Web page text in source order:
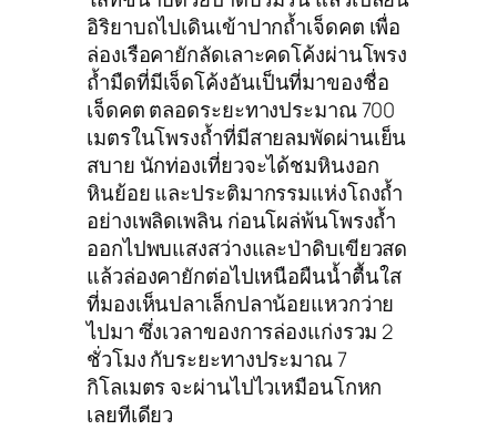
อิริยาบถไปเดินเข้าปากถ้ำเจ็ดคต เพื่อ
ล่องเรือคายักลัดเลาะคดโค้งผ่านโพรง
ถ้ำมืดที่มีเจ็ดโค้งอันเป็นที่มาของชื่อ
เจ็ดคต ตลอดระยะทางประมาณ 700
เมตรในโพรงถ้ำที่มีสายลมพัดผ่านเย็น
สบาย นักท่องเที่ยวจะได้ชมหินงอก
หินย้อย และประติมากรรมแห่งโถงถ้ำ
อย่างเพลิดเพลิน ก่อนโผล่พ้นโพรงถ้ำ
ออกไปพบแสงสว่างและป่าดิบเขียวสด
แล้วล่องคายักต่อไปเหนือผืนน้ำตื้นใส
ที่มองเห็นปลาเล็กปลาน้อยแหวกว่าย
ไปมา ซึ่งเวลาของการล่องแก่งรวม 2
ชั่วโมง กับระยะทางประมาณ 7
กิโลเมตร จะผ่านไปไวเหมือนโกหก
เลยทีเดียว